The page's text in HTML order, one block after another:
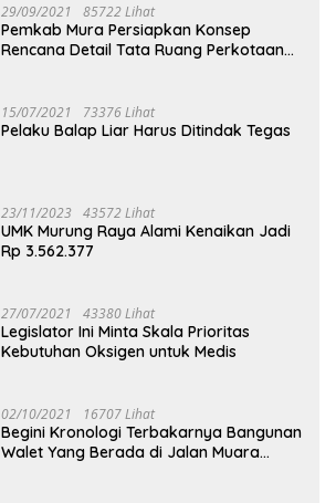
29/09/2021 85722 Lihat
Pemkab Mura Persiapkan Konsep
Rencana Detail Tata Ruang Perkotaan
15/07/2021 73376 Lihat
Pelaku Balap Liar Harus Ditindak Tegas
23/11/2023 43572 Lihat
UMK Murung Raya Alami Kenaikan Jadi
Rp 3.562.377
27/07/2021 43380 Lihat
Legislator Ini Minta Skala Prioritas
Kebutuhan Oksigen untuk Medis
02/10/2021 16707 Lihat
Begini Kronologi Terbakarnya Bangunan
Walet Yang Berada di Jalan Muara